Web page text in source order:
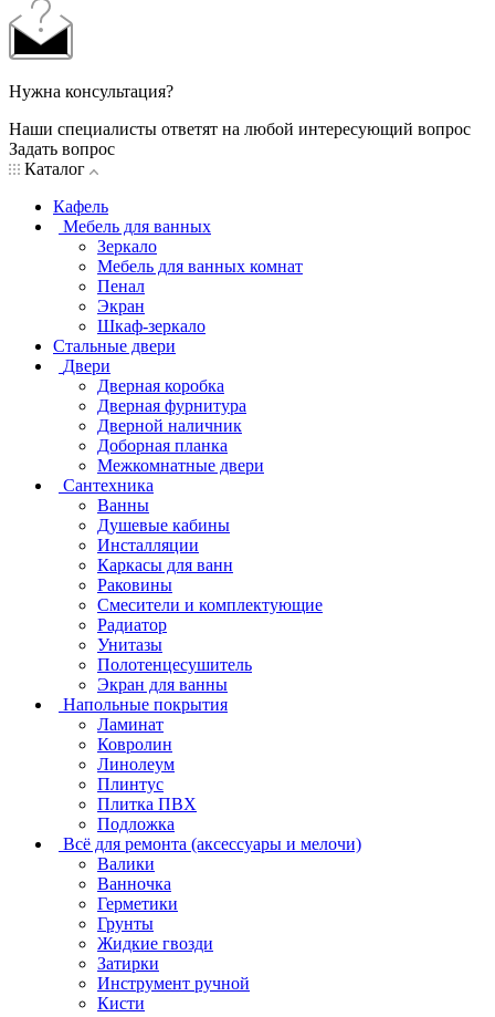
Нужна консультация?
Наши специалисты ответят на любой интересующий вопрос
Задать вопрос
Каталог
Кафель
Мебель для ванных
Зеркало
Мебель для ванных комнат
Пенал
Экран
Шкаф-зеркало
Стальные двери
Двери
Дверная коробка
Дверная фурнитура
Дверной наличник
Доборная планка
Межкомнатные двери
Сантехника
Ванны
Душевые кабины
Инсталляции
Каркасы для ванн
Раковины
Смесители и комплектующие
Радиатор
Унитазы
Полотенцесушитель
Экран для ванны
Напольные покрытия
Ламинат
Ковролин
Линолеум
Плинтус
Плитка ПВХ
Подложка
Всё для ремонта (аксессуары и мелочи)
Валики
Ванночка
Герметики
Грунты
Жидкие гвозди
Затирки
Инструмент ручной
Кисти